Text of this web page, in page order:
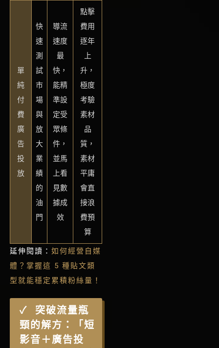
單
純
付
費
廣
告
投
放
快
速
測
試
市
場
與
放
大
業
績
的
油
門
導流
速度
最
快，
能精
準設
定受
眾條
件，
並馬
上看
見數
據成
效
點擊
費用
逐年
上
升，
極度
考驗
素材
品
質，
素材
平庸
會直
接浪
費預
算
延伸閱讀： 如何經營自媒
體？掌握這 5 種貼文類
型就能穩定累積粉絲量！
突破流量瓶
頸的解方：「短
影音＋廣告投